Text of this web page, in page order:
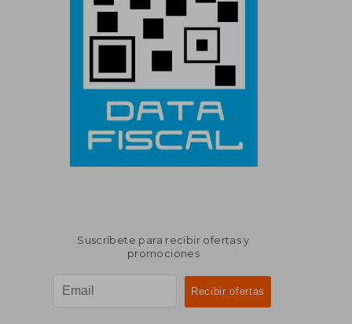
Suscríbete para recibir ofertas y
promociones